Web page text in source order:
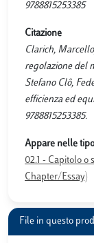
9788815253385
Citazione
Clarich,
regolazione del
Stefano Clô,
efficienza ed
9788815253385.
Appare nelle
02.1 - Capitolo o
Chapter/Essay)
File in questo